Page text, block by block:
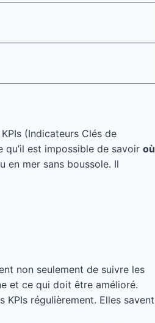
(Indicateurs Clés de
est impossible de savoir où
en mer sans boussole. Il
non seulement de suivre les
et ce qui doit être amélioré.
KPIs régulièrement. Elles savent